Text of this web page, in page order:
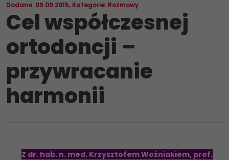
Dodano: 09.09.2015, Kategorie: Rozmowy
Cel współczesnej
ortodoncji –
przywracanie
harmonii
Z dr. hab. n. med. Krzysztofem Woźniakiem, prof.